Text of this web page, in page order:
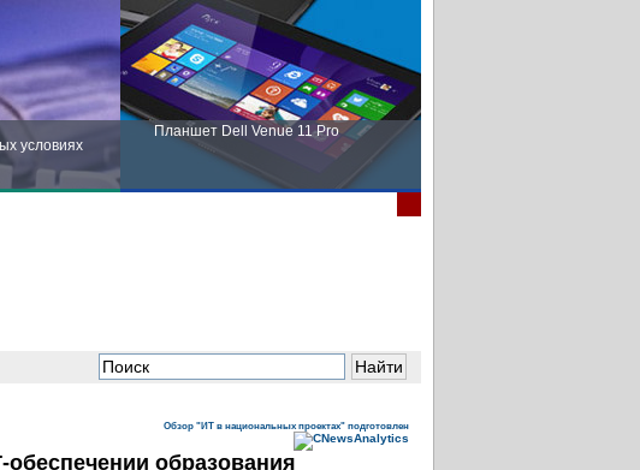
условиях
Планшет Dell Venue 11 Pro
Обзор "ИТ в национальных проектах" подготовлен
образования